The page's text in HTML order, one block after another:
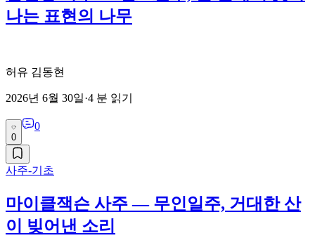
나는 표현의 나무
허유 김동현
2026년 6월 30일·4 분 읽기
0
0
사주-기초
마이클잭슨 사주 — 무인일주, 거대한 산
이 빚어낸 소리